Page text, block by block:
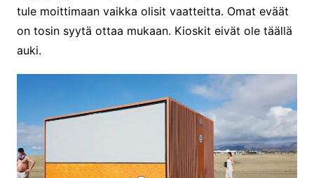
tule moittimaan vaikka olisit vaatteitta. Omat eväät
on tosin syytä ottaa mukaan. Kioskit eivät ole täällä
auki.